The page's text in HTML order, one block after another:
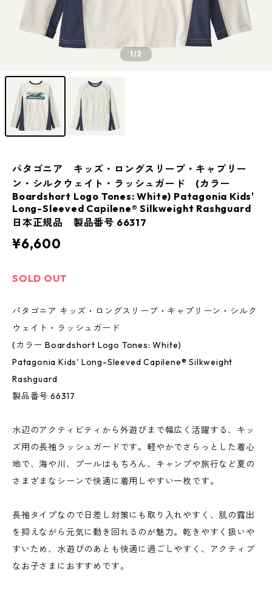
1/2
パタゴニア キッズ・ロングスリーブ・キャプリー
ン・シルクウェイト・ラッシュガード (カラー
Boardshort Logo Tones: White) Patagonia Kids'
Long-Sleeved Capilene® Silkweight Rashguard
日本正規品 製品番号 66317
¥6,600
SOLD OUT
パタゴニア キッズ・ロングスリーブ・キャプリーン・シルク
ウェイト・ラッシュガード
(カラー Boardshort Logo Tones: White)
Patagonia Kids' Long-Sleeved Capilene® Silkweight
Rashguard
製品番号 66317
水辺のアクティビティから外遊びまで幅広く活躍する、キッ
ズ用の長袖ラッシュガードです。軽やかでさらっとした着心
地で、海や川、プールはもちろん、キャンプや旅行など夏の
さまざまなシーンで快適に着用しやすい一枚です。
長袖タイプなので日差し対策にも取り入れやすく、肌の露出
を抑えながら元気に動き回れるのが魅力。乾きやすく扱いや
すいため、水遊びのあとも快適に過ごしやすく、アクティブ
なお子さまにおすすめです。